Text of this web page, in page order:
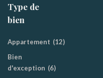
Type de
bien
Appartement (12)
Bien
d'exception (6)